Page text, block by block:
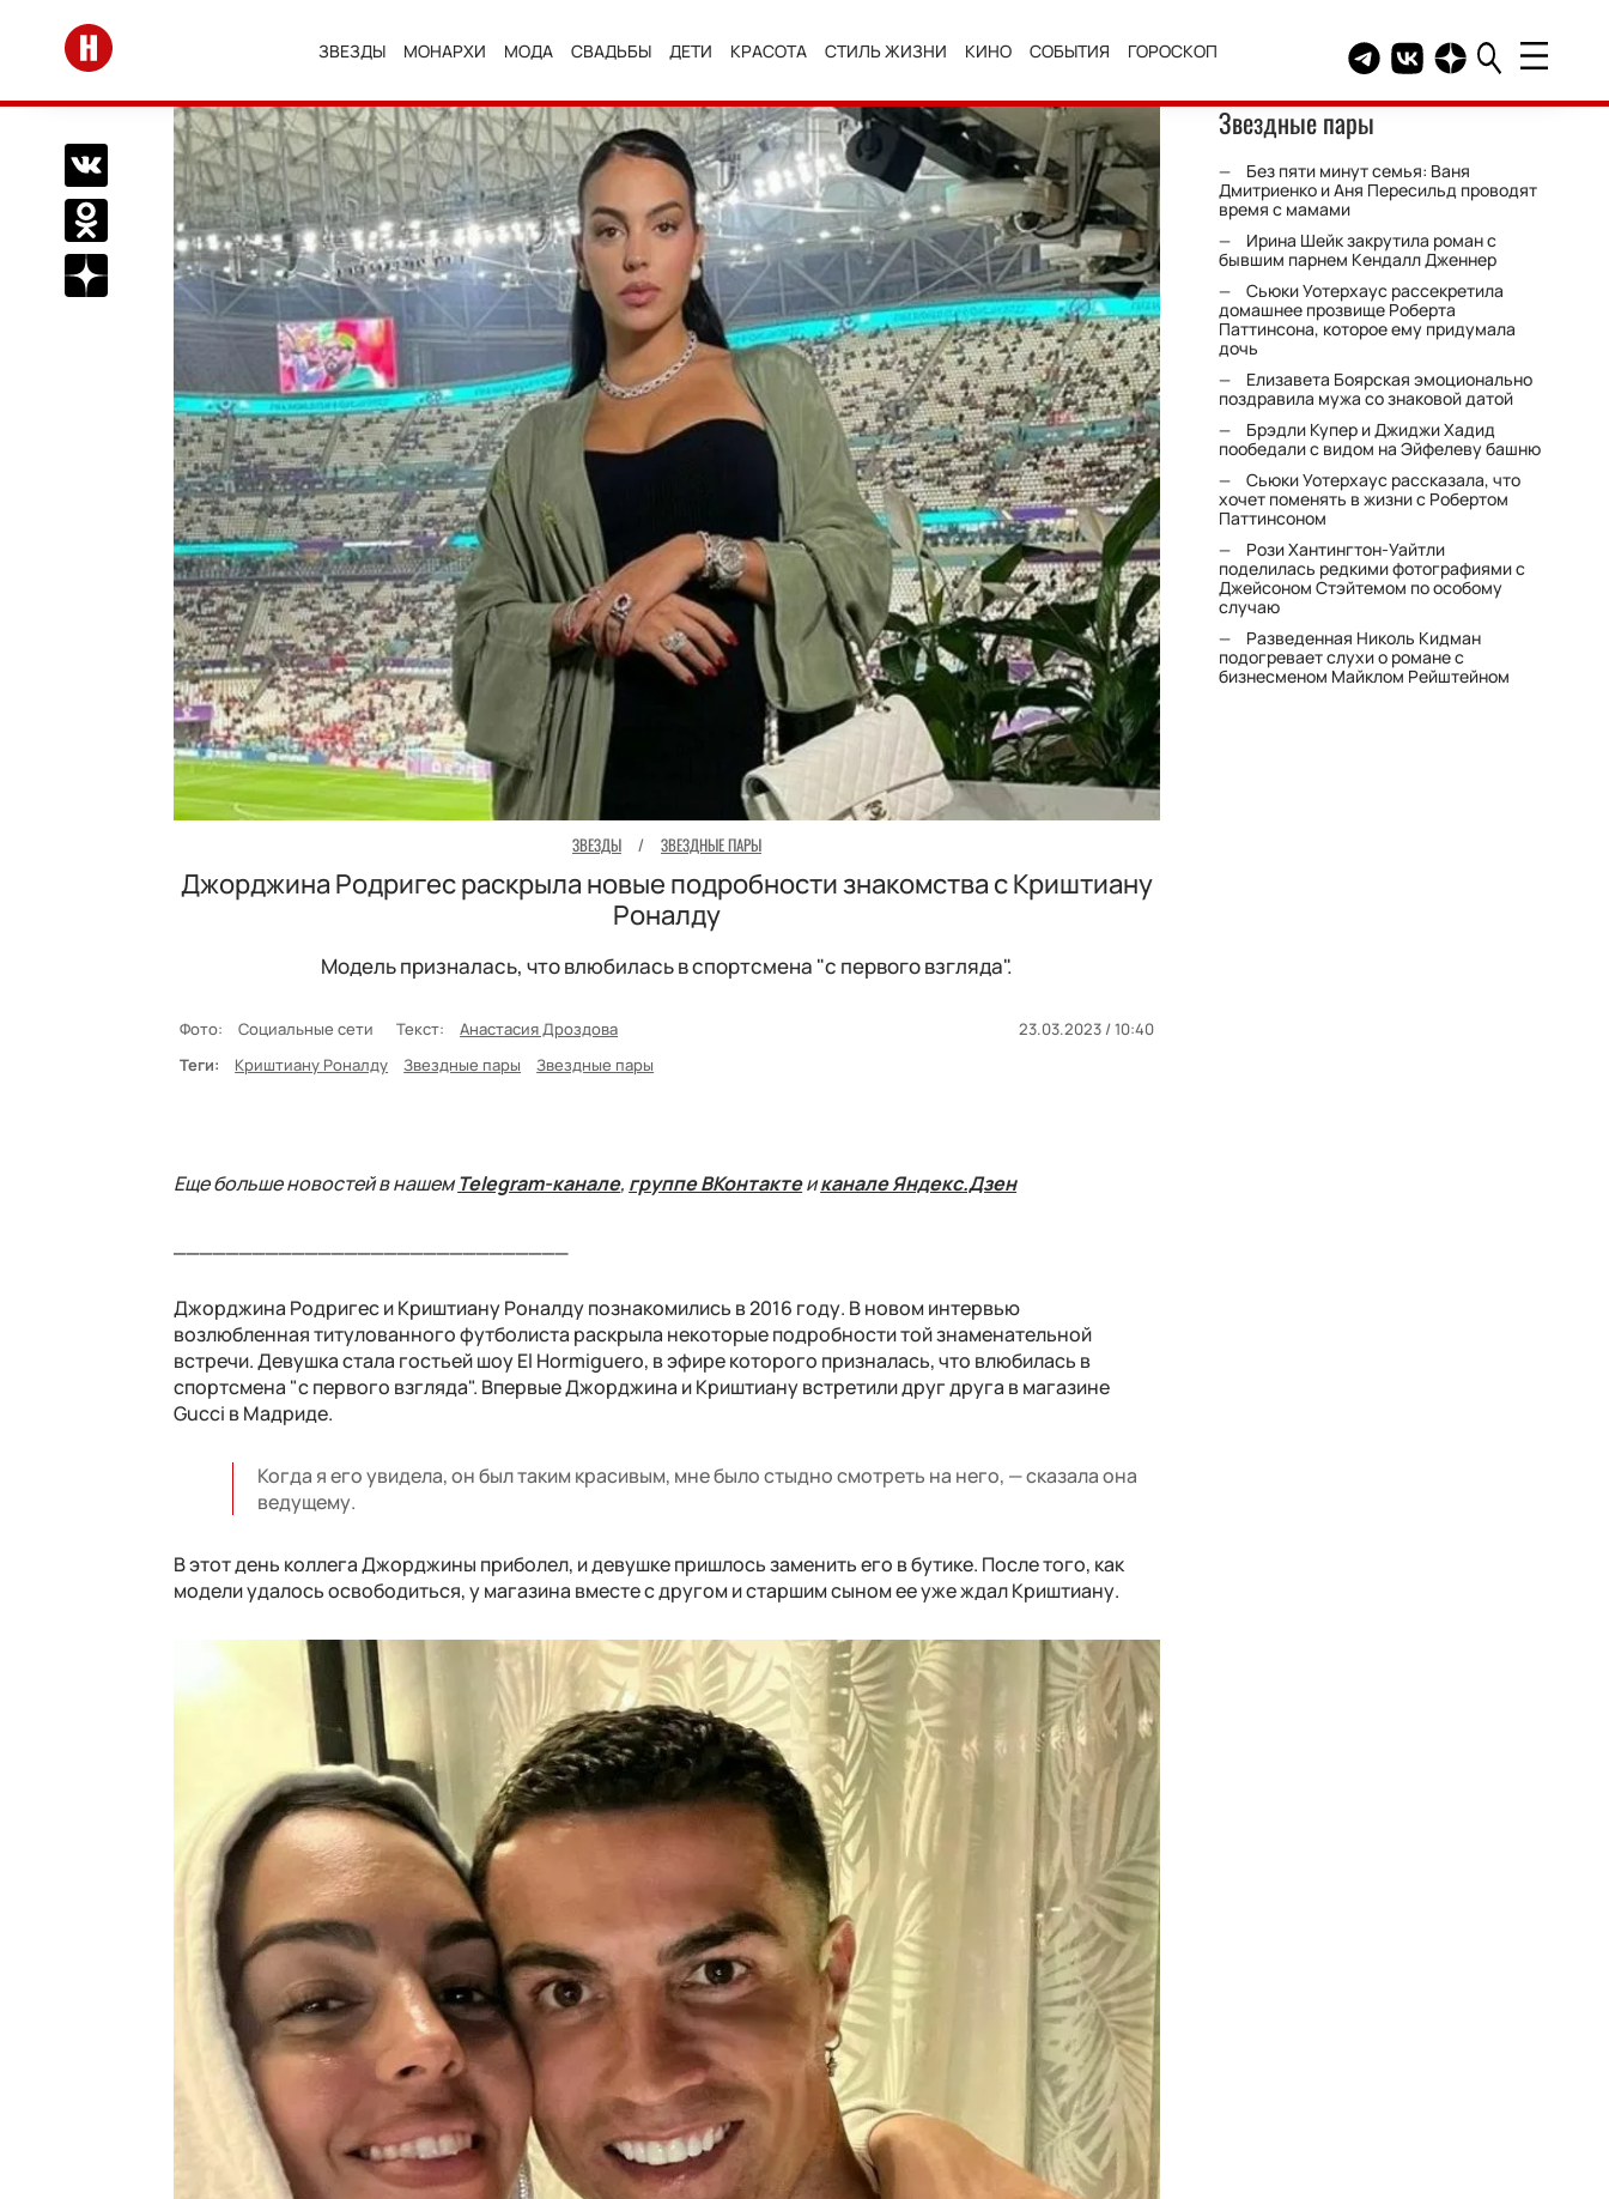
Перейти на главную
ЗВЕЗДЫ МОНАРХИ МОДА СВАДЬБЫ ДЕТИ КРАСОТА СТИЛЬ ЖИЗНИ КИНО СОБЫТИЯ ГОРОСКОП Telegram канал HELLO
Группа HELLO
Канал HELLO в
Поделиться Вконтакте
Поделиться в Одноклассниках
Подписаться на нас в Дзен
ЗВЕЗДЫ / ЗВЕЗДНЫЕ ПАРЫ
Джорджина Родригес раскрыла новые подробности знакомства с Криштиану
Роналду
Модель призналась, что влюбилась в спортсмена "с первого взгляда".
Фото: Социальные сети Текст: Анастасия Дроздова
23.03.2023 / 10:40
Теги:
Криштиану Роналду Звездные пары Звездные пары
Еще больше новостей в нашемTelegram-канале, группе ВКонтактеиканале Яндекс.Дзен
Джорджина Родригес и Криштиану Роналду познакомились в 2016 году. В новом интервью
возлюбленная титулованного футболиста раскрыла некоторые подробности той знаменательной
встречи. Девушка стала гостьей шоу El Hormiguero, в эфире которого призналась, что влюбилась в
спортсмена "с первого взгляда". Впервые Джорджина и Криштиану встретили друг друга в магазине
Gucci в Мадриде.
Когда я его увидела, он был таким красивым, мне было стыдно смотреть на него, — сказала она
ведущему.
В этот день коллега Джорджины приболел, и девушке пришлось заменить его в бутике. После того, как
модели удалось освободиться, у магазина вместе с другом и старшим сыном ее уже ждал Криштиану.
Звездные пары
Без пяти минут семья: Ваня
Дмитриенко и Аня Пересильд проводят
время с мамами
Ирина Шейк закрутила роман с
бывшим парнем Кендалл Дженнер
Сьюки Уотерхаус рассекретила
домашнее прозвище Роберта
Паттинсона, которое ему придумала
дочь
Елизавета Боярская эмоционально
поздравила мужа со знаковой датой
Брэдли Купер и Джиджи Хадид
пообедали с видом на Эйфелеву башню
Сьюки Уотерхаус рассказала, что
хочет поменять в жизни с Робертом
Паттинсоном
Рози Хантингтон-Уайтли
поделилась редкими фотографиями с
Джейсоном Стэйтемом по особому
случаю
Разведенная Николь Кидман
подогревает слухи о романе с
бизнесменом Майклом Рейштейном